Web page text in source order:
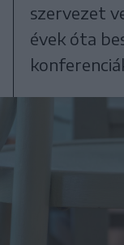
szervezet
évek óta